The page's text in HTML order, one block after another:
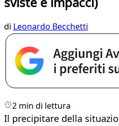
di Leonardo Becchetti
2 min di lettura
Il precipitare della